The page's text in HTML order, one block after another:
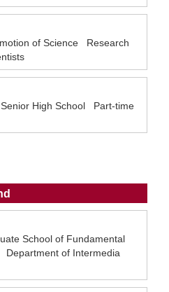
of Science Research
High School Part-time
School of Fundamental
of Intermedia